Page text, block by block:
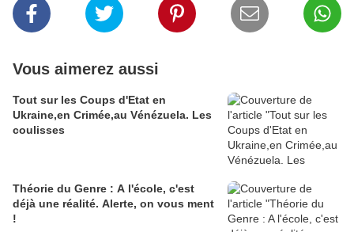
Vous aimerez aussi
Tout sur les Coups d'Etat en
Ukraine,en Crimée,au Vénézuela. Les
coulisses
Théorie du Genre : A l'école, c'est
déjà une réalité. Alerte, on vous ment
!